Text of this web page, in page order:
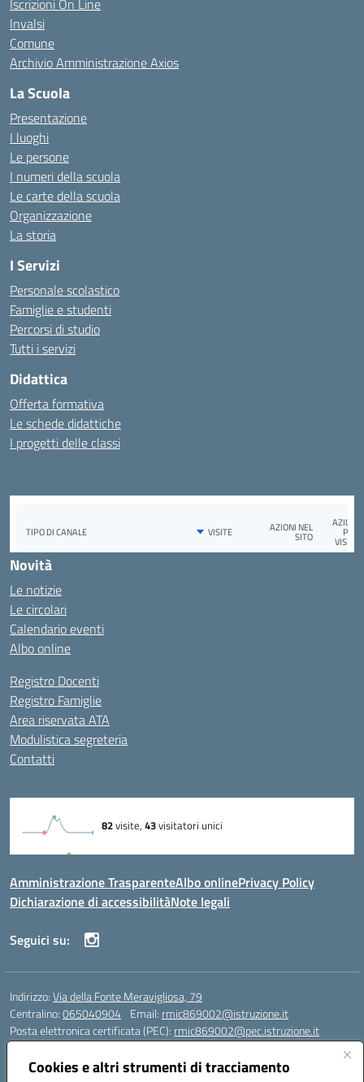
Cookies e altri strumenti di tracciamento
Iscrizioni On Line
Invalsi
Comune
Archivio Amministrazione Axios
La Scuola
Presentazione
I luoghi
Le persone
I numeri della scuola
Le carte della scuola
Organizzazione
La storia
I Servizi
Personale scolastico
Famiglie e studenti
Percorsi di studio
Tutti i servizi
Didattica
Offerta formativa
Le schede didattiche
I progetti delle classi
Novità
Le notizie
Le circolari
Calendario eventi
Albo online
Registro Docenti
Registro Famiglie
Area riservata ATA
Modulistica segreteria
Contatti
Amministrazione TrasparenteAlbo onlinePrivacy Policy
Dichiarazione di accessibilitàNote legali
Seguici su:
Indirizzo:Via della Fonte Meravigliosa, 79
Centralino:065040904 Email: rmic869002@istruzione.it
Posta elettronica certificata (PEC): rmic869002@pec.istruzione.it
Codice fiscale: 97197090588
Codice meccanografico: RMIC869002